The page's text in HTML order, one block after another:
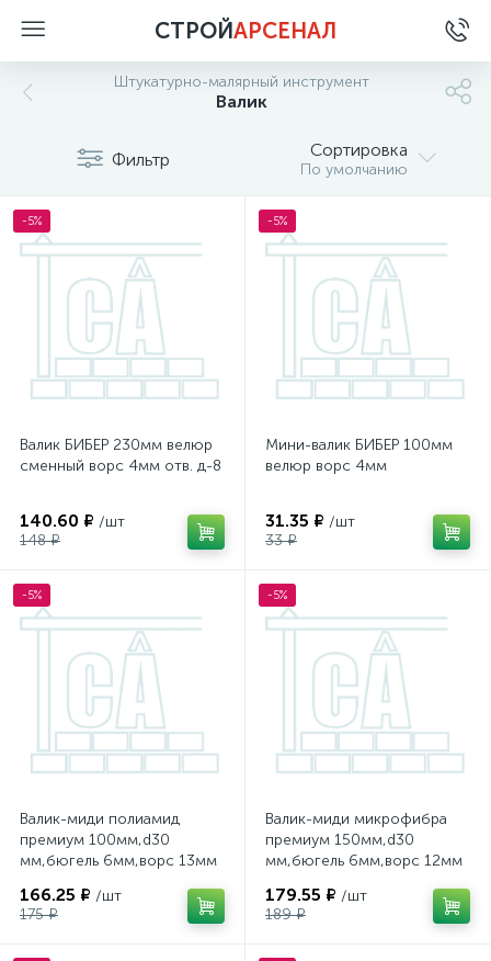
СТРОЙАРСЕНАЛ
Штукатурно-малярный инструмент
Валик
Фильтр Сортировка
По умолчанию
-5%
Валик БИБЕР 230мм велюр
сменный ворс 4мм отв. д-8
140.60 ₽ /шт
148 ₽
-5%
Мини-валик БИБЕР 100мм
велюр ворс 4мм
31.35 ₽ /шт
33 ₽
-5%
Валик-миди полиамид
премиум 100мм,d30
мм,бюгель 6мм,ворс 13мм
166.25 ₽ /шт
175 ₽
-5%
Валик-миди микрофибра
премиум 150мм,d30
мм,бюгель 6мм,ворс 12мм
179.55 ₽ /шт
189 ₽